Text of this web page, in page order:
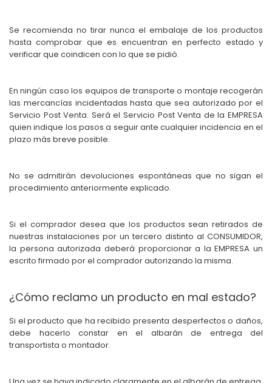
Se recomienda no tirar nunca el embalaje de los productos
hasta comprobar que es encuentran en perfecto estado y
verificar que coindicen con lo que se pidió.
En ningún caso los equipos de transporte o montaje recogerán
las mercancías incidentadas hasta que sea autorizado por el
Servicio Post Venta. Será el Servicio Post Venta de la EMPRESA
quien indique los pasos a seguir ante cualquier incidencia en el
plazo más breve posible.
No se admitirán devoluciones espontáneas que no sigan el
procedimiento anteriormente explicado.
Si el comprador desea que los productos sean retirados de
nuestras instalaciones por un tercero distinto al CONSUMIDOR,
la persona autorizada deberá proporcionar a la EMPRESA un
escrito firmado por el comprador autorizando la misma.
¿Cómo reclamo un producto en mal estado?
Si el producto que ha recibido presenta desperfectos o daños,
debe hacerlo constar en el albarán de entrega del
transportista o montador.